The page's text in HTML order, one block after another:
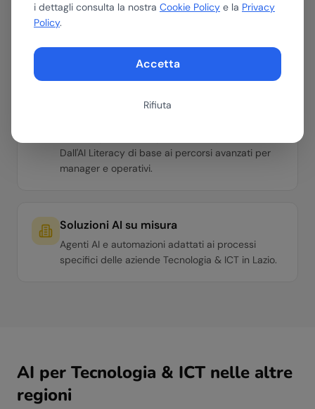
i dettagli consulta la nostra Cookie Policy e la Privacy
Policy.
Accetta
Rifiuta
Assessment AI
Valutiamo dove e come l'AI può portare valore
nella tua azienda del settore Tecnologia & ICT.
Roadmap con ROI stimato in 30 minuti.
Dall'AI Literacy di base ai percorsi avanzati per
manager e operativi.
Soluzioni AI su misura
Agenti AI e automazioni adattati ai processi
specifici delle aziende Tecnologia & ICT in Lazio.
AI per Tecnologia & ICTnelle altre
regioni